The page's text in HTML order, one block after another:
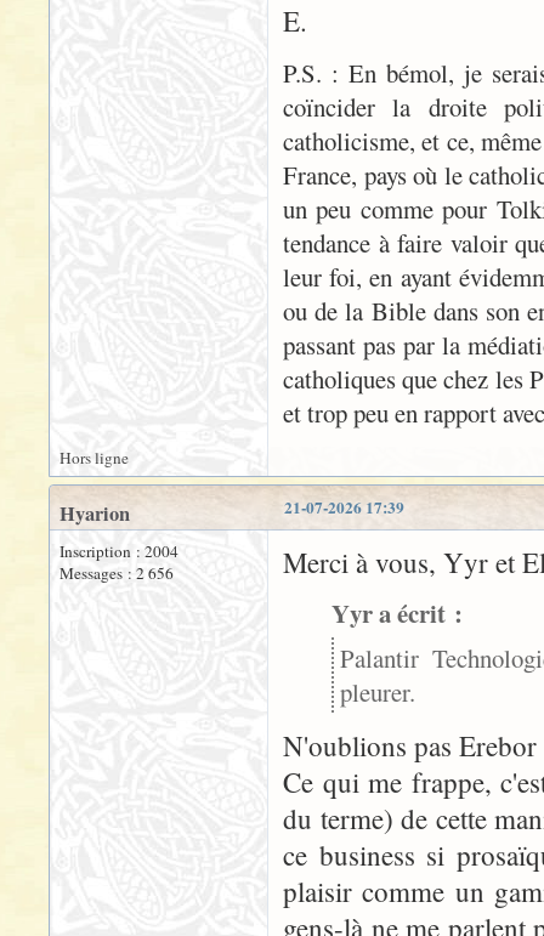
E.
P.S. : En bémol, je
coïncider la droite
catholicisme, et ce,
France, pays où le
un peu comme pour
tendance à faire valoir
leur foi, en ayant
ou de la Bible dans son
passant pas par la
catholiques que chez les
et trop peu en rapport
Hors ligne
21-07-2026 17:39
Hyarion
Inscription : 2004
Messages : 2 656
Merci à vous, Yyr et
Yyr a écrit :
Palantir
pleurer.
N'oublions pas
Ce qui me frappe,
du terme) de cette
ce business si
plaisir comme un
gens-là ne me parlent